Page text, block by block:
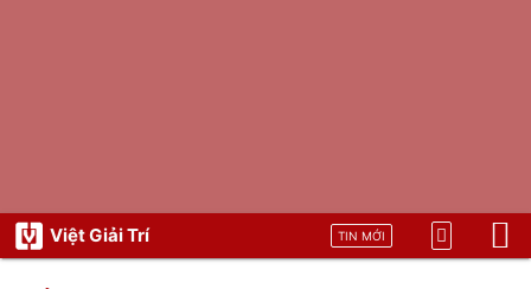
Việt Giải Trí TIN MỚI